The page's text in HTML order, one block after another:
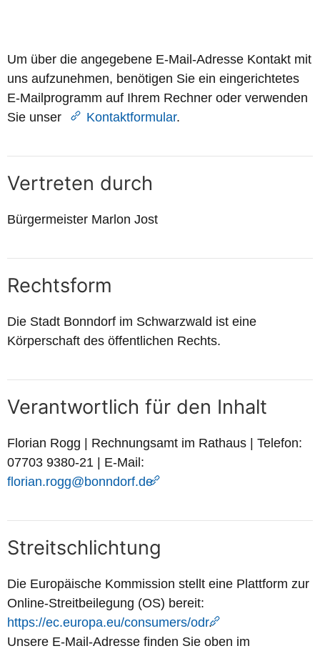
Um über die angegebene E-Mail-Adresse Kontakt mit
uns aufzunehmen, benötigen Sie ein eingerichtetes
E-Mailprogramm auf Ihrem Rechner oder verwenden
Sie unser
Kontaktformular.
Vertreten durch
Bürgermeister Marlon Jost
Rechtsform
Die Stadt Bonndorf im Schwarzwald ist eine
Körperschaft des öffentlichen Rechts.
Verantwortlich für den Inhalt
Florian Rogg | Rechnungsamt im Rathaus | Telefon:
07703 9380-21 | E-Mail:
florian.rogg@bonndorf.de
Streitschlichtung
Die Europäische Kommission stellt eine Plattform zur
Online-Streitbeilegung (OS) bereit:
https://ec.europa.eu/consumers/odr.
Unsere E-Mail-Adresse finden Sie oben im